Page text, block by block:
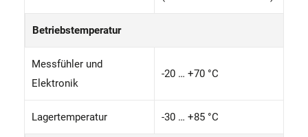
Betriebstemperatur
Messfühler und
Elektronik
-20 … +70 °C
Lagertemperatur -30 … +85 °C